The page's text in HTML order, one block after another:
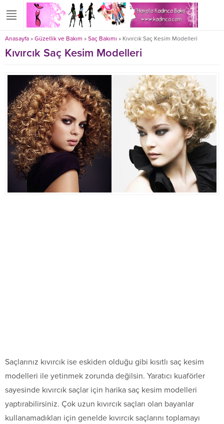
Anasayfa » Güzellik ve Bakım » Saç Bakımı » Kıvırcık Saç Kesim Modelleri
Kıvırcık Saç Kesim Modelleri
Saçlarınız kıvırcık ise eskiden olduğu gibi kısıtlı saç kesim
modelleri ile yetinmek zorunda değilsin. Yaratıcı kuaförler
sayesinde kıvırcık saçlar için harika saç kesim modelleri
yaptırabilirsiniz. Çok uzun kıvırcık saçları olan bayanlar
kullanamadıkları için genelde kıvırcık saçlarını toplamayı